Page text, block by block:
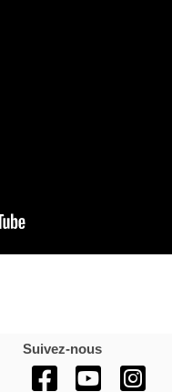
Suivez-nous